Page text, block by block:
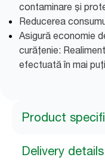
contaminare și
Reducerea
Asigură economie
curățenie:
efectuată în mai
Product
Delivery details